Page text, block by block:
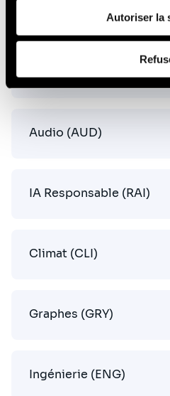
de leurs services (cookies
vous pouvez nous contacter
Autoriser la
Vision par Ordinateur
Audio (AUD)
IA Responsable (RAI)
Climat (CLI)
Graphes (GRY)
Ingénierie (ENG)